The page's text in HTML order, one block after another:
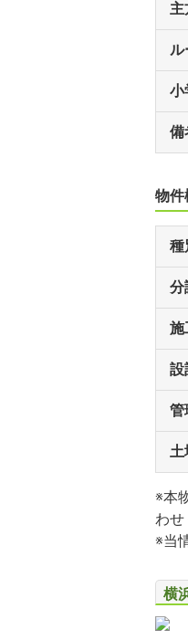
主
ル
小
備
物件
種
分
施
設
管
土
※本
わせ
※当
横